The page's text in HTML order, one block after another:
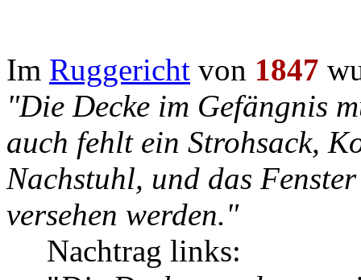
Im Ruggericht von 1847
"Die Decke im Gefängnis
auch fehlt ein Strohsack,
Nachstuhl, und das
versehen werden."
Nachtrag links: